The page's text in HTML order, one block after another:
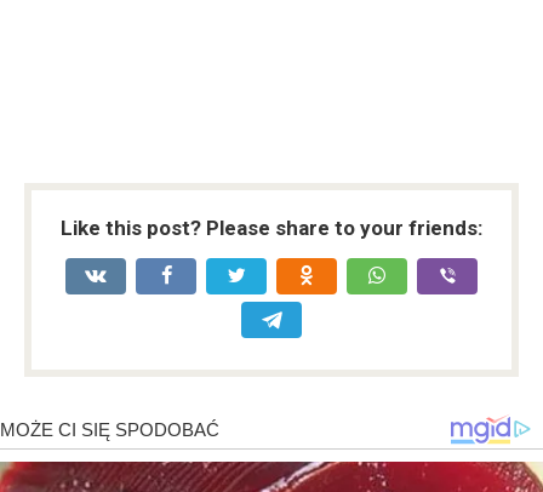
Like this post? Please share to your friends: